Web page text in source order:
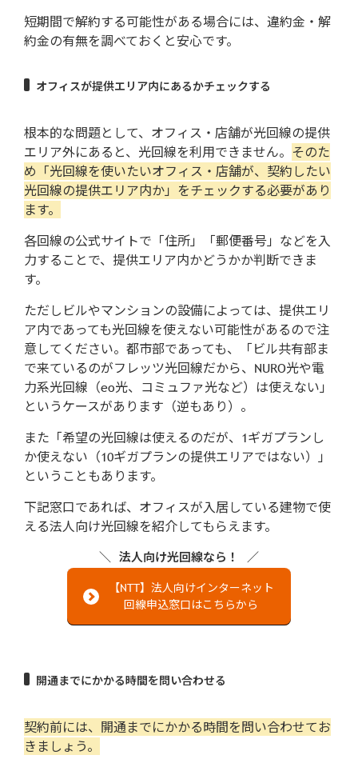
短期間で解約する可能性がある場合には、違約金・解
約金の有無を調べておくと安心です。
オフィスが提供エリア内にあるかチェックする
根本的な問題として、オフィス・店舗が光回線の提供
エリア外にあると、光回線を利用できません。 そのた
め「光回線を使いたいオフィス・店舗が、契約したい
光回線の提供エリア内か」をチェックする必要があり
ます。
各回線の公式サイトで「住所」「郵便番号」などを入
力することで、提供エリア内かどうかか判断できま
す。
ただしビルやマンションの設備によっては、提供エリ
ア内であっても光回線を使えない可能性があるので注
意してください。都市部であっても、「ビル共有部ま
で来ているのがフレッツ光回線だから、NURO光や電
力系光回線（eo光、コミュファ光など）は使えない」
というケースがあります（逆もあり）。
また「希望の光回線は使えるのだが、1ギガプランし
か使えない（10ギガプランの提供エリアではない）」
ということもあります。
下記窓口であれば、オフィスが入居している建物で使
える法人向け光回線を紹介してもらえます。
法人向け光回線なら！
【NTT】法人向けインターネット
回線申込窓口はこちらから
開通までにかかる時間を問い合わせる
契約前には、開通までにかかる時間を問い合わせてお
きましょう。